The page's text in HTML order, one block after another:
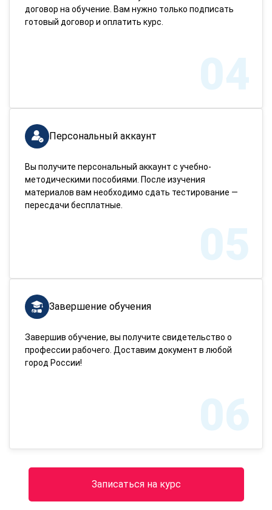
договор на обучение. Вам нужно только подписать
готовый договор и оплатить курс.
04
Персональный аккаунт
Вы получите персональный аккаунт с учебно-
методическими пособиями. После изучения
материалов вам необходимо сдать тестирование —
пересдачи бесплатные.
05
Завершение обучения
Завершив обучение, вы получите свидетельство о
профессии рабочего. Доставим документ в любой
город России!
06
Записаться на курс